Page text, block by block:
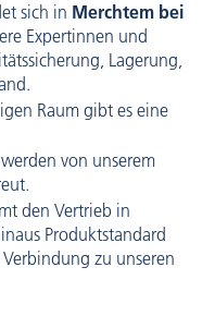
sich in Merchtem bei
Expertinnen und
Lagerung,
Raum gibt es eine
von unserem
den Vertrieb in
Produktstandard
zu unseren